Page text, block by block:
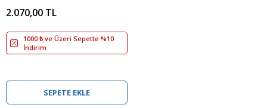
2.070,00 TL
1000 ₺ ve Üzeri Sepette %10
İndirim
SEPETE EKLE